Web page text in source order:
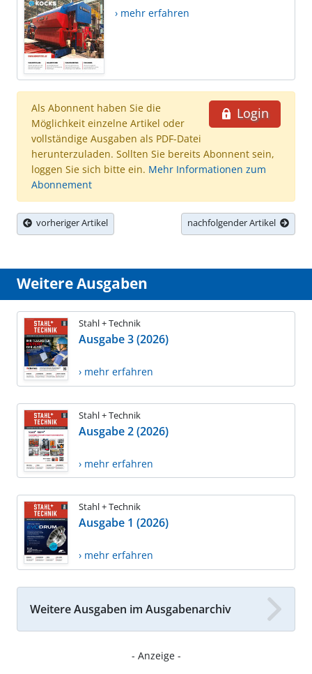
› mehr erfahren
Login
Als Abonnent haben Sie die
Möglichkeit einzelne Artikel oder
vollständige Ausgaben als PDF-Datei
herunterzuladen. Sollten Sie bereits Abonnent sein,
loggen Sie sich bitte ein. Mehr Informationen zum
Abonnement
vorheriger Artikel nachfolgender Artikel
Weitere Ausgaben
Stahl + Technik
Ausgabe 3 (2026)
› mehr erfahren
Stahl + Technik
Ausgabe 2 (2026)
› mehr erfahren
Stahl + Technik
Ausgabe 1 (2026)
› mehr erfahren
Weitere Ausgaben im Ausgabenarchiv
- Anzeige -